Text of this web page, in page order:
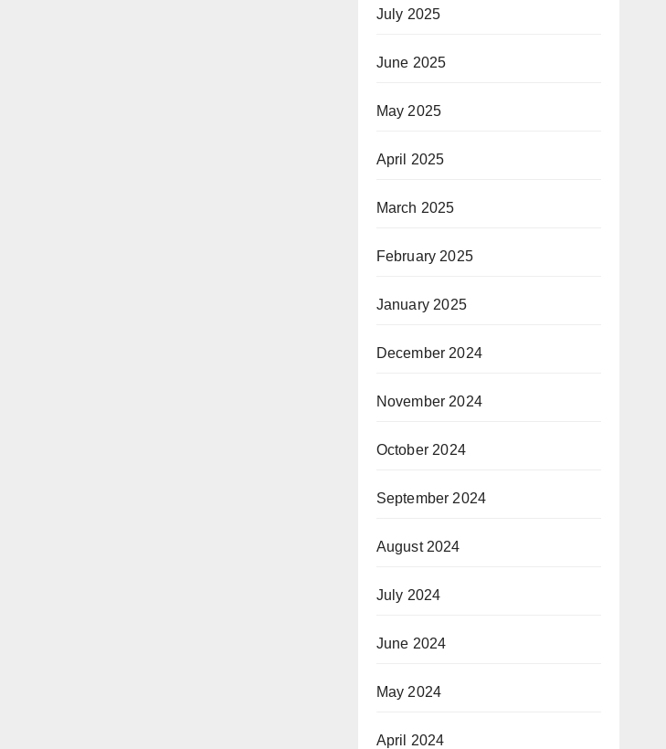
July 2025
June 2025
May 2025
April 2025
March 2025
February 2025
January 2025
December 2024
November 2024
October 2024
September 2024
August 2024
July 2024
June 2024
May 2024
April 2024